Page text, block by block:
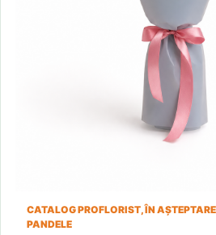
CATALOG PROFLORIST, ÎN
PANDELE